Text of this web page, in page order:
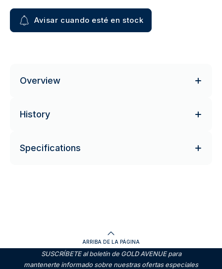
Avisar cuando esté en stock
Overview
History
Specifications
ARRIBA DE LA PÁGINA
SUSCRÍBETE al boletín de GOLD AVENUE para
mantenerte informado sobre nuestras ofertas especiales